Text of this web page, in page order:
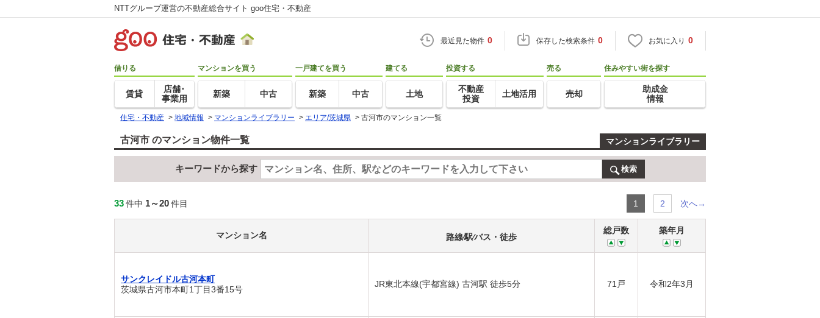
NTTグループ運営の不動産総合サイト goo住宅・不動産
最近見た物件 0 保存した検索条件 0 お気に入り 0
借りる
賃貸
店舗･
事業用
マンションを買う
新築 中古
一戸建てを買う
新築 中古
建てる
土地
投資する
不動産
投資
土地活用
売る
売却
住みやすい街を探す
助成金
情報
住宅・不動産 > 地域情報 > マンションライブラリー > エリア/茨城県 > 古河市のマンション一覧
古河市 のマンション物件一覧 マンションライブラリー
キーワードから探す 検索
33件中 1～20件目 1 2 次へ→
マンション名 路線⁄駅⁄バス・徒歩
総戸数 築年月
サンクレイドル古河本町
茨城県古河市本町1丁目3番15号
JR東北本線(宇都宮線) 古河駅 徒歩5分 71戸 令和2年3月